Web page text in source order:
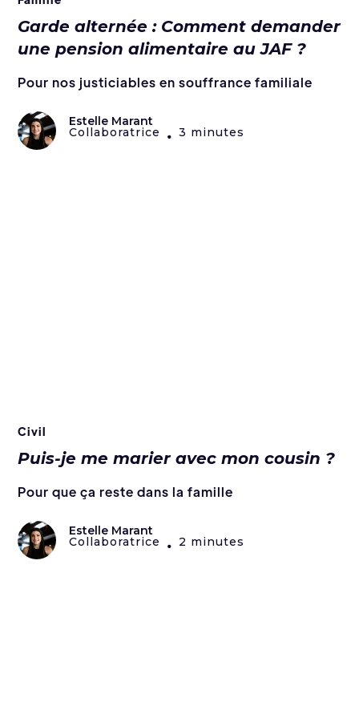
Garde alternée : Comment demander
une pension alimentaire au JAF ?
Pour nos justiciables en souffrance familiale
Estelle Marant
Collaboratrice • 3 minutes
Civil
Puis-je me marier avec mon cousin ?
Pour que ça reste dans la famille
Estelle Marant
Collaboratrice • 2 minutes